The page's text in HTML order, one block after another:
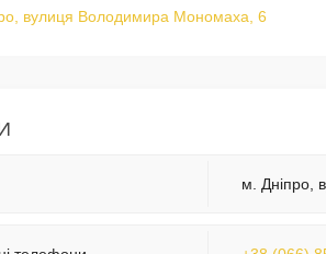
вулиця Володимира Мономаха, 6
м. Дніпро,